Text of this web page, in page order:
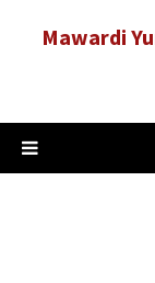
Mawardi